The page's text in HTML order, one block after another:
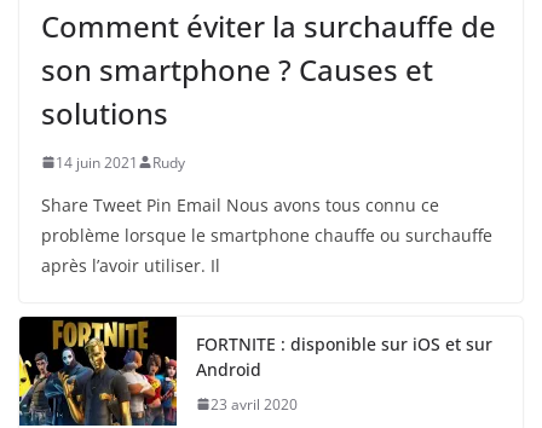
Comment éviter la surchauffe de
son smartphone ? Causes et
solutions
14 juin 2021 Rudy
Share Tweet Pin Email Nous avons tous connu ce
problème lorsque le smartphone chauffe ou surchauffe
après l’avoir utiliser. Il
FORTNITE : disponible sur iOS et sur
Android
23 avril 2020